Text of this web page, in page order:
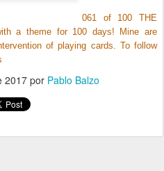
061 of 100 THE
a theme for 100 days! Mine are
of playing cards. To follow
2017por Pablo Balzo